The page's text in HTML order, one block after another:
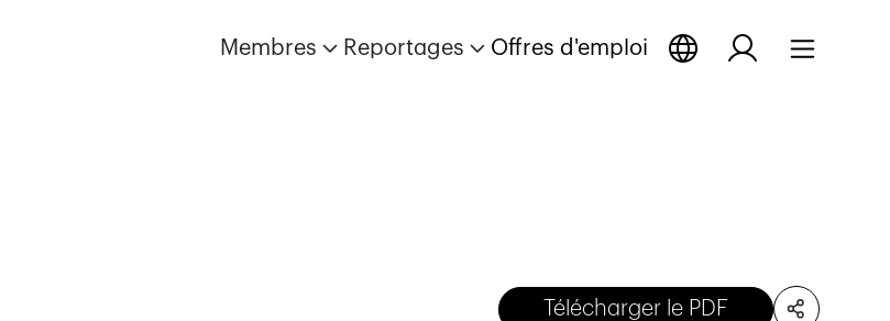
Membres Reportages Offres d'emploi
Télécharger le PDF